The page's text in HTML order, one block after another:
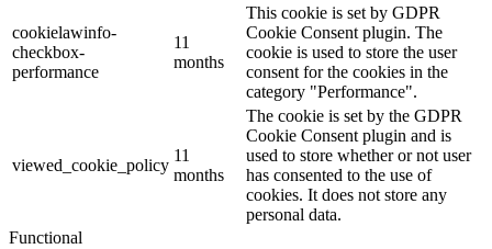
cookielawinfo-
checkbox-
performance
11
months
This cookie is set by GDPR
Cookie Consent plugin. The
cookie is used to store the user
consent for the cookies in the
category "Performance".
viewed_cookie_policy
11
months
The cookie is set by the GDPR
Cookie Consent plugin and is
used to store whether or not user
has consented to the use of
cookies. It does not store any
personal data.
Functional